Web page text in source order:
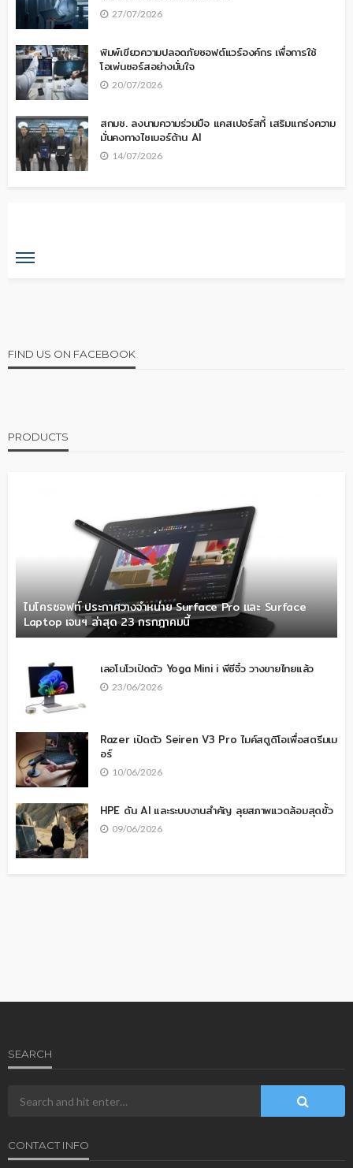
27/07/2026
พิมพ์เขียวความปลอดภัยซอฟต์แวร์องค์กร เพื่อการใช้
โอเพ่นซอร์สอย่างมั่นใจ
20/07/2026
สกมช. ลงนามความร่วมมือ แคสเปอร์สกี้ เสริมแกร่งความ
มั่นคงทางไซเบอร์ด้าน AI
14/07/2026
FIND US ON FACEBOOK
PRODUCTS
ไมโครซอฟท์ ประกาศวางจำหน่าย Surface Pro และ Surface
Laptop เจนฯ ล่าสุด 23 กรกฎาคมนี้
เลอโนโวเปิดตัว Yoga Mini i พีซีจิ๋ว วางขายไทยแล้ว
23/06/2026
Razer เปิดตัว Seiren V3 Pro ไมค์สตูดิโอเพื่อสตรีมเม
อร์
10/06/2026
HPE ดัน AI และระบบงานสำคัญ ลุยสภาพแวดล้อมสุดขั้ว
09/06/2026
SEARCH
CONTACT INFO